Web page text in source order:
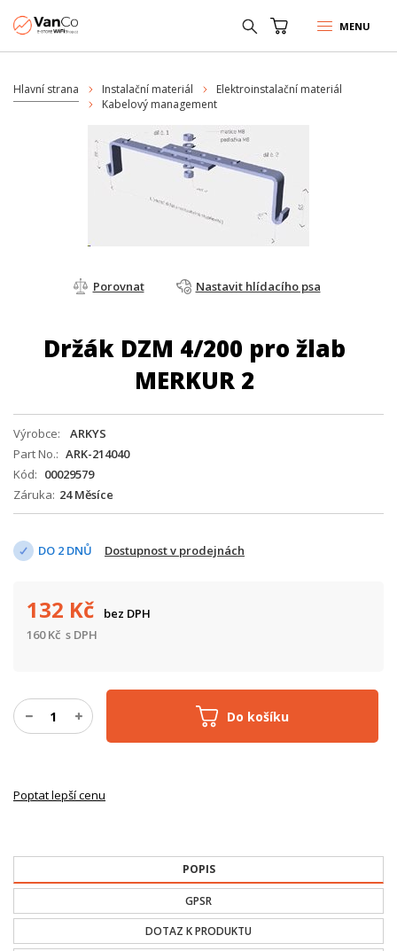
MENU
Hlavní strana Instalační materiál
Elektroinstalační materiál
Kabelový management
Porovnat Nastavit hlídacího psa
Držák DZM 4/200 pro žlab
MERKUR 2
Výrobce
ARKYS
Part No.
ARK-214040
Kód
00029579
Záruka 24 Měsíce
DO 2 DNŮ Dostupnost v prodejnách
Do košíku
132 Kč
bez DPH
160Kč s DPH
Poptat lepší cenu
POPIS
GPSR
DOTAZ K PRODUKTU